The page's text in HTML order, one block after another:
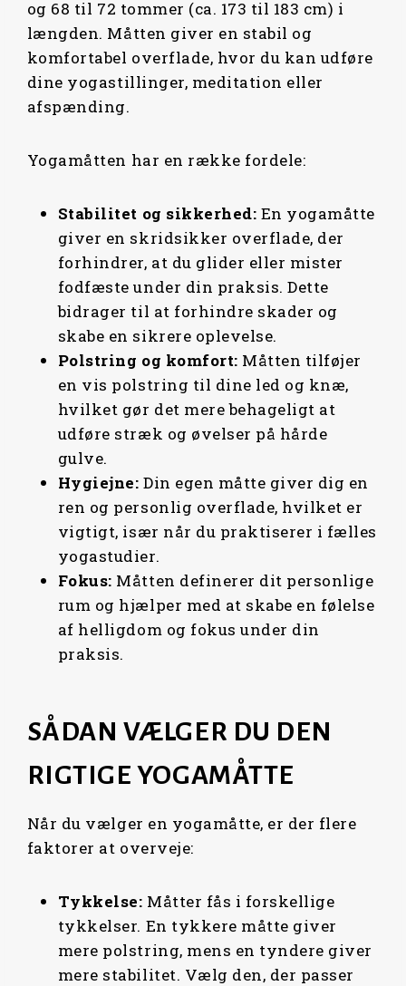
og 68 til 72 tommer (ca. 173 til 183 cm) i
længden. Måtten giver en stabil og
komfortabel overflade, hvor du kan udføre
dine yogastillinger, meditation eller
afspænding.
Yogamåtten har en række fordele:
Stabilitet og sikkerhed: En yogamåtte
giver en skridsikker overflade, der
forhindrer, at du glider eller mister
fodfæste under din praksis. Dette
bidrager til at forhindre skader og
skabe en sikrere oplevelse.
Polstring og komfort: Måtten tilføjer
en vis polstring til dine led og knæ,
hvilket gør det mere behageligt at
udføre stræk og øvelser på hårde
gulve.
Hygiejne: Din egen måtte giver dig en
ren og personlig overflade, hvilket er
vigtigt, især når du praktiserer i fælles
yogastudier.
Fokus: Måtten definerer dit personlige
rum og hjælper med at skabe en følelse
af helligdom og fokus under din
praksis.
SÅDAN VÆLGER DU DEN
RIGTIGE YOGAMÅTTE
Når du vælger en yogamåtte, er der flere
faktorer at overveje:
Tykkelse: Måtter fås i forskellige
tykkelser. En tykkere måtte giver
mere polstring, mens en tyndere giver
mere stabilitet. Vælg den, der passer